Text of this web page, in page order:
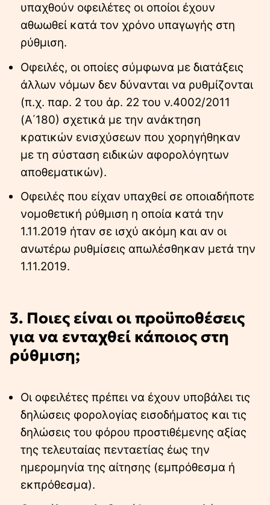
υπαχθούν οφειλέτες οι οποίοι έχουν
αθωωθεί κατά τον χρόνο υπαγωγής στη
ρύθμιση.
Οφειλές, οι οποίες σύμφωνα με διατάξεις
άλλων νόμων δεν δύνανται να ρυθμίζονται
(π.χ. παρ. 2 του άρ. 22 του ν.4002/2011
(Α΄180) σχετικά με την ανάκτηση
κρατικών ενισχύσεων που χορηγήθηκαν
με τη σύσταση ειδικών αφορολόγητων
αποθεματικών).
Οφειλές που είχαν υπαχθεί σε οποιαδήποτε
νομοθετική ρύθμιση η οποία κατά την
1.11.2019 ήταν σε ισχύ ακόμη και αν οι
ανωτέρω ρυθμίσεις απωλέσθηκαν μετά την
1.11.2019.
3. Ποιες είναι οι προϋποθέσεις
για να ενταχθεί κάποιος στη
ρύθμιση;
Οι οφειλέτες πρέπει να έχουν υποβάλει τις
δηλώσεις φορολογίας εισοδήματος και τις
δηλώσεις του φόρου προστιθέμενης αξίας
της τελευταίας πενταετίας έως την
ημερομηνία της αίτησης (εμπρόθεσμα ή
εκπρόθεσμα).